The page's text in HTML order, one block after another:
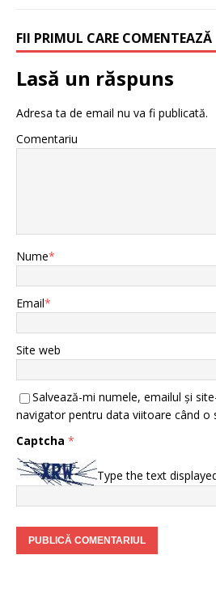
FII PRIMUL CARE COMENTEAZĂ
Lasă un răspuns
Adresa ta de email nu va fi publicată.
Comentariu
Nume*
Email*
Site web
Salvează-mi numele, emailul și
navigator pentru data viitoare când o
Captcha *
Type the text